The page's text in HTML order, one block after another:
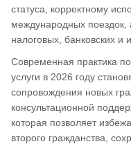
статуса, корректному
международных
налоговых, банковских и
Современная практика
услуги в 2026 году
сопровождения новых
консультационной
которая позволяет
второго гражданства,